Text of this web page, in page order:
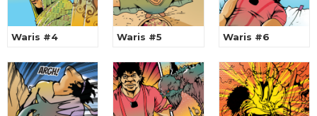
Waris #4 Waris #5 Waris #6